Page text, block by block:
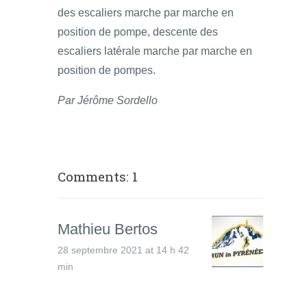
des escaliers marche par marche en
position de pompe, descente des
escaliers latérale marche par marche en
position de pompes.
Par Jérôme Sordello
Comments: 1
Mathieu Bertos
28 septembre 2021 at 14 h 42
min